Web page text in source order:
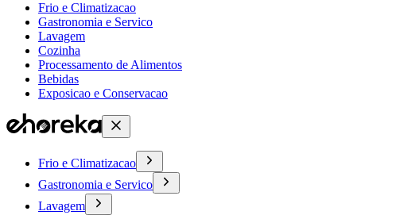
Frio e Climatizacao
Gastronomia e Servico
Lavagem
Cozinha
Processamento de Alimentos
Bebidas
Exposicao e Conservacao
Frio e Climatizacao
Gastronomia e Servico
Lavagem